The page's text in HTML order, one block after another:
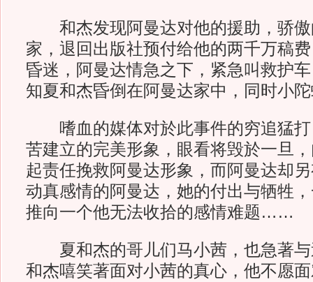
和杰发现阿曼达对他的援助，骄傲
家，退回出版社预付给他的两千万稿
昏迷，阿曼达情急之下，紧急叫救护
知夏和杰昏倒在阿曼达家中，同时小
嗜血的媒体对於此事件的穷追猛打
苦建立的完美形象，眼看将毁於一旦
起责任挽救阿曼达形象，而阿曼达却
动真感情的阿曼达，她的付出与牺牲
推向一个他无法收拾的感情难题……
夏和杰的哥儿们马小茜，也急著与
和杰嘻笑著面对小茜的真心，他不愿